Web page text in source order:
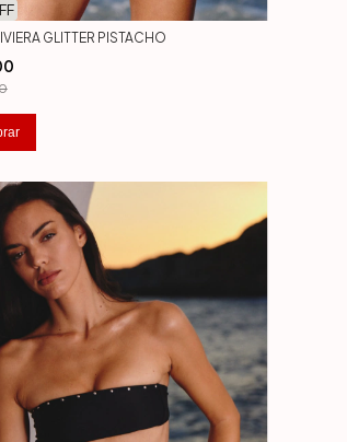
GLITTER PISTACHO